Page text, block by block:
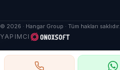
© 2026 · Hangar Group · Tüm hakları saklıdır.
YAPIMCI